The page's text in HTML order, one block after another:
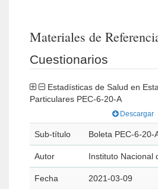
Materiales de
Cuestionarios
Particulares PEC-6-20-A
Descargar
Sub-título Boleta PEC-6-20-
Autor Instituto Nacional
Fecha 2021-03-09